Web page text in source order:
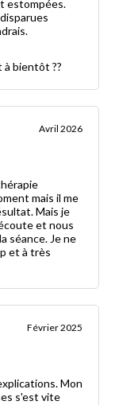
estompées.
bientôt ??
Avril 2026
Mais je
et nous
et à très
Février 2025
Mon
s'est vite